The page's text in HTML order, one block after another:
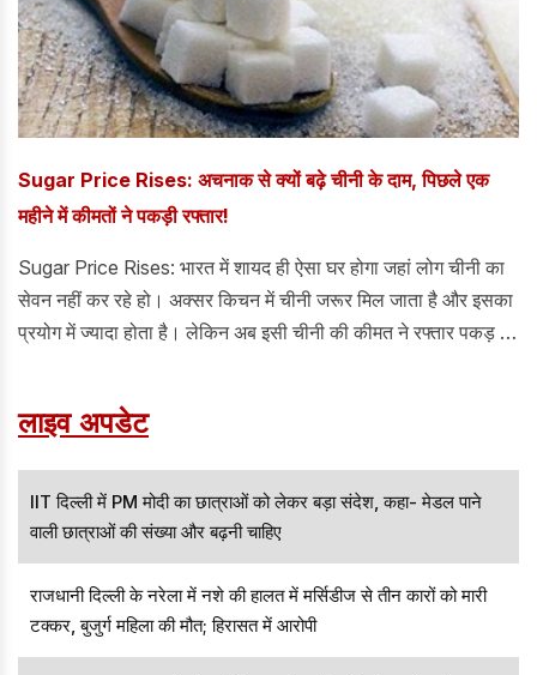
गोल्ड मेडल, शंकर दयाल शर्मा गोल्ड मेडल और परफेक्ट टेन गोल्ड मेडल
शामिल रहे।
Sugar Price Rises: अचनाक से क्यों बढ़े चीनी के दाम, पिछले एक
महीने में कीमतों ने पकड़ी रफ्तार!
Sugar Price Rises: भारत में शायद ही ऐसा घर होगा जहां लोग चीनी का
सेवन नहीं कर रहे हो। अक्सर किचन में चीनी जरूर मिल जाता है और इसका
प्रयोग में ज्यादा होता है। लेकिन अब इसी चीनी की कीमत ने रफ्तार पकड़ ली
लाइव अपडेट
IIT दिल्ली में PM मोदी का छात्राओं को लेकर बड़ा संदेश, कहा- मेडल पाने
वाली छात्राओं की संख्या और बढ़नी चाहिए
राजधानी दिल्ली के नरेला में नशे की हालत में मर्सिडीज से तीन कारों को मारी
टक्कर, बुजुर्ग महिला की मौत; हिरासत में आरोपी